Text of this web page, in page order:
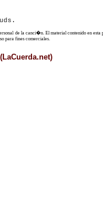
de la canci�n. El material contenido en esta
para fines comerciales.